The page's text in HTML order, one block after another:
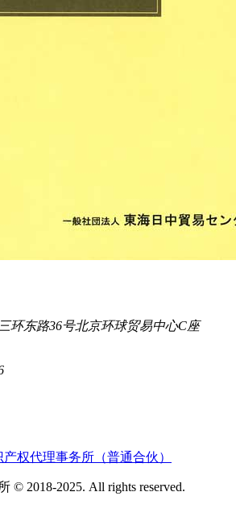
环东路36号北京环球贸易中心C座
权代理事务所（普通合伙）
© 2018-2025. All rights reserved.